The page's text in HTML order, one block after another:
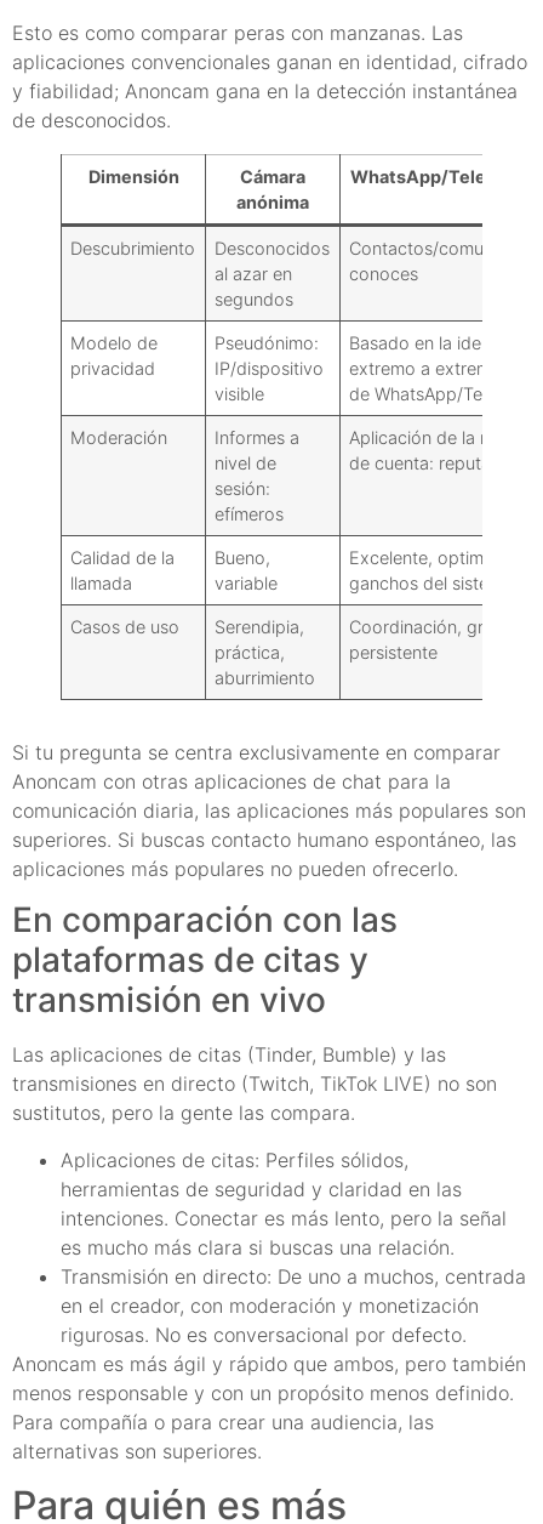
Esto es como comparar peras con manzanas. Las
aplicaciones convencionales ganan en identidad, cifrado
y fiabilidad; Anoncam gana en la detección instantánea
de desconocidos.
Dimensión
Cámara
anónima
WhatsApp/Telegram/
Descubrimiento
Desconocidos
al azar en
segundos
Contactos/
conoces
Modelo de
privacidad
Pseudónimo:
IP/dispositivo
visible
Basado en la identidad:
extremo a extremo
de WhatsApp/Telegram)
Moderación
Informes a
nivel de
sesión:
efímeros
Aplicación de la
de cuenta: reputacional
Calidad de la
llamada
Bueno,
variable
Excelente, optimizado
ganchos del sistema
Casos de uso
Serendipia,
práctica,
aburrimiento
Coordinación, grupos,
persistente
Si tu pregunta se centra exclusivamente en comparar
Anoncam con otras aplicaciones de chat para la
comunicación diaria, las aplicaciones más populares son
superiores. Si buscas contacto humano espontáneo, las
aplicaciones más populares no pueden ofrecerlo.
En comparación con las
plataformas de citas y
transmisión en vivo
Las aplicaciones de citas (Tinder, Bumble) y las
transmisiones en directo (Twitch, TikTok LIVE) no son
sustitutos, pero la gente las compara.
Aplicaciones de citas: Perfiles sólidos,
herramientas de seguridad y claridad en las
intenciones. Conectar es más lento, pero la señal
es mucho más clara si buscas una relación.
Transmisión en directo: De uno a muchos, centrada
en el creador, con moderación y monetización
rigurosas. No es conversacional por defecto.
Anoncam es más ágil y rápido que ambos, pero también
menos responsable y con un propósito menos definido.
Para compañía o para crear una audiencia, las
alternativas son superiores.
Para quién es más